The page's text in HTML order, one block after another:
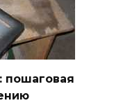
пошаговая